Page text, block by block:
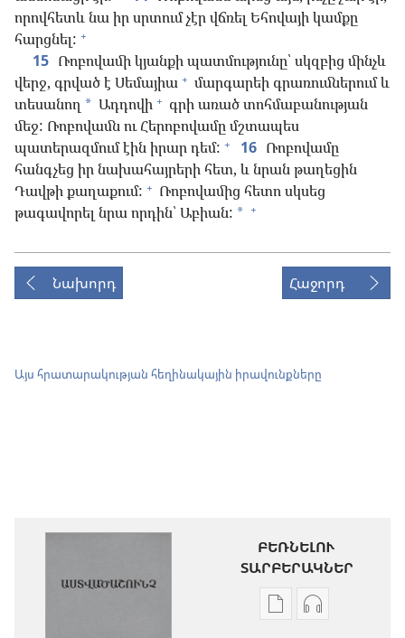
որովհետև նա իր սրտում չէր վճռել Եհովայի կամքը
հարցնել: +
15 Ռոբովամի կյանքի պատմությունը՝ սկզբից մինչև
վերջ, գրված է Սեմայիա + մարգարեի գրառումներում և
տեսանող * Ադդովի + գրի առած տոհմաբանության
մեջ: Ռոբովամն ու Հերոբովամը մշտապես
պատերազմում էին իրար դեմ: + 16 Ռոբովամը
հանգչեց իր նախահայրերի հետ, և նրան թաղեցին
Դավթի քաղաքում: + Ռոբովամից հետո սկսեց
թագավորել նրա որդին՝ Աբիան: * +
Նախորդ Հաջորդ
Այս հրատարակության հեղինակային իրավունքները
ԲԵՌՆԵԼՈՒ
ՏԱՐԲԵՐԱԿՆԵՐ
Թվային